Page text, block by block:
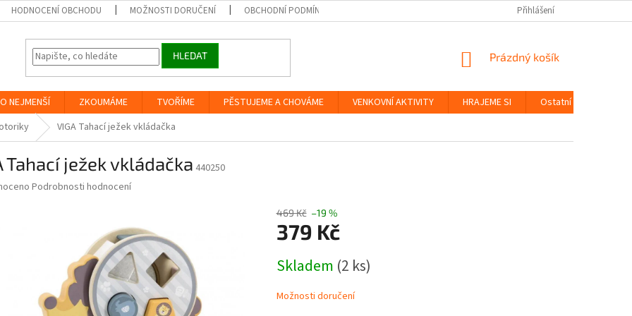
HODNOCENÍ OBCHODU MOŽNOSTI DORUČENÍ OBCHODNÍ PODMÍNKY ZÁSADY OCHRANY
Přihlášení
HLEDAT
NÁKUPNÍ
Prázdný košík
NEJMENŠÍ ZKOUMÁME TVOŘÍME PĚSTUJEME A CHOVÁME VENKOVNÍ AKTIVITY HRAJEME SI Ostatní
VIGA Tahací ježek vkládačka
Tahací ježek vkládačka 440250
Podrobnosti hodnocení
469 Kč –19 %
379 Kč
cena:
Skladem (2 ks)
Možnosti doručení